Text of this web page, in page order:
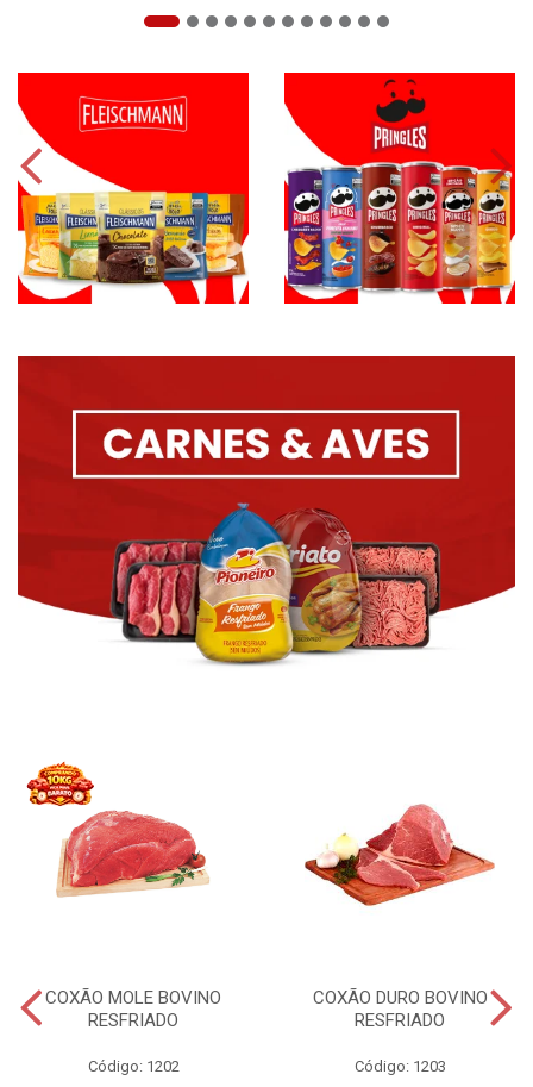
COXÃO MOLE BOVINO
RESFRIADO
Código: 1202
COXÃO DURO BOVINO
RESFRIADO
Código: 1203